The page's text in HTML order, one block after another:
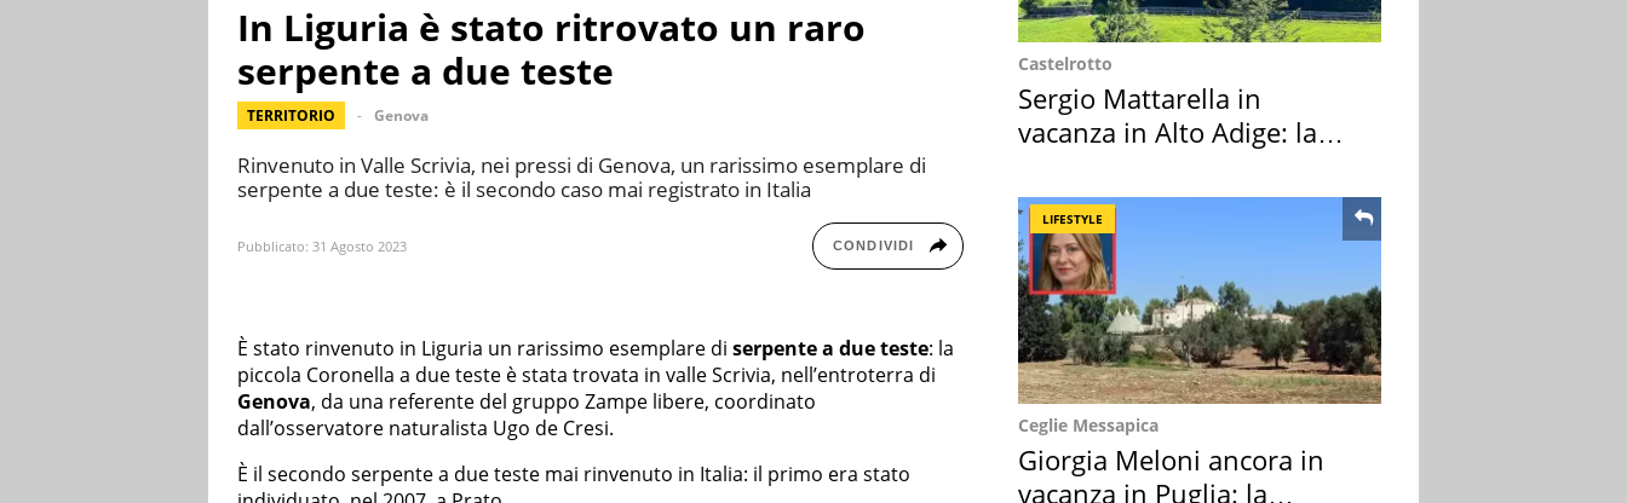
In Liguria è stato ritrovato un raro
serpente a due teste
TERRITORIO Genova
Rinvenuto in Valle Scrivia, nei pressi di Genova, un rarissimo esemplare di
serpente a due teste: è il secondo caso mai registrato in Italia
Pubblicato: 31 Agosto 2023 CONDIVIDI
È stato rinvenuto in Liguria un rarissimo esemplare di serpente a due teste: la
piccola Coronella a due teste è stata trovata in valle Scrivia, nell’entroterra di
Genova, da una referente del gruppo Zampe libere, coordinato
dall’osservatore naturalista Ugo de Cresi.
È il secondo serpente a due teste mai rinvenuto in Italia: il primo era stato
Castelrotto
Sergio Mattarella in
vacanza in Alto Adige: la
LIFESTYLE
Ceglie Messapica
Giorgia Meloni ancora in
vacanza in Puglia: la